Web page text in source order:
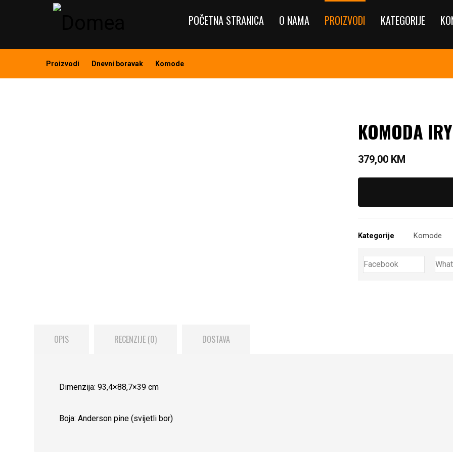
POČETNA STRANICA O NAMA PROIZVODI KATEGORIJE
Proizvodi Dnevni boravak Komode
KOMODA
379,00 KM
Kategorije Komode
Facebook
OPIS RECENZIJE (0) DOSTAVA
Dimenzija: 93,4×88,7×39 cm
Boja: Anderson pine (svijetli bor)